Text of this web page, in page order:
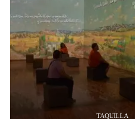
TAQUILLA